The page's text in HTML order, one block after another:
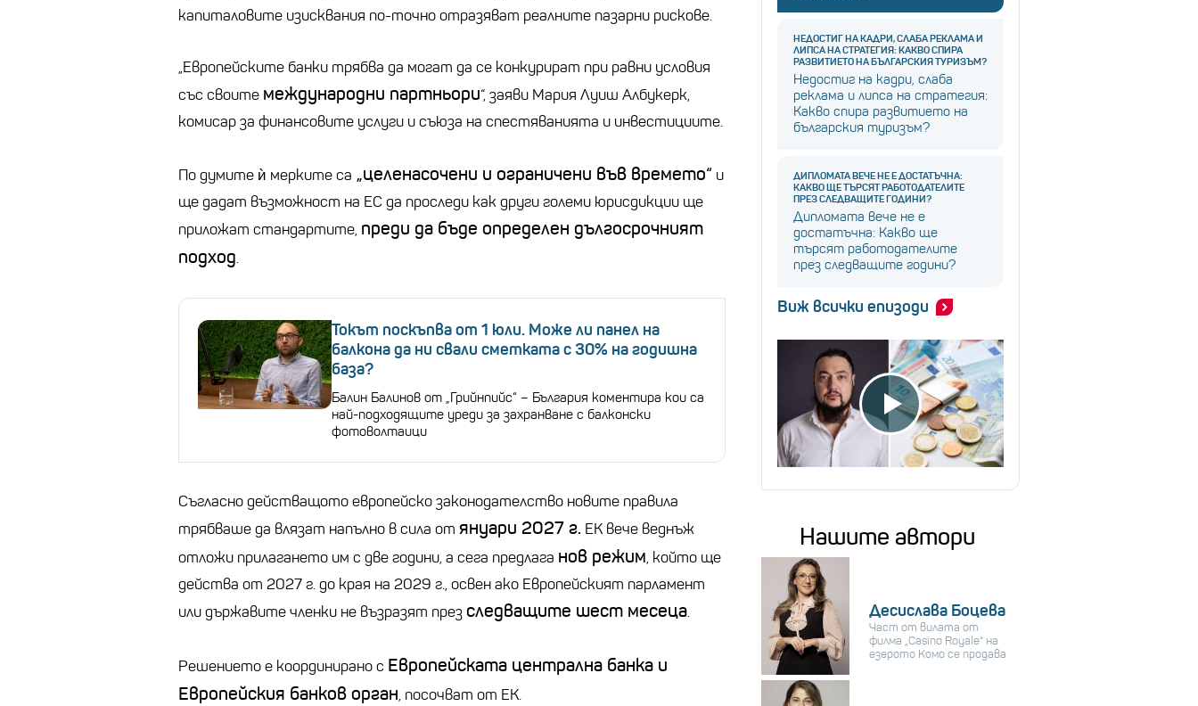
капиталовите изисквания по-точно отразяват реалните пазарни рискове.
„Европейските банки трябва да могат да се конкурират при равни условия
със своите международни партньори“, заяви Мария Луиш Албукерк,
комисар за финансовите услуги и съюза на спестяванията и инвестициите.
По думите ѝ мерките са „целенасочени и ограничени във времето“ и
ще дадат възможност на ЕС да проследи как други големи юрисдикции ще
приложат стандартите, преди да бъде определен дългосрочният
подход.
Токът поскъпва от 1 юли. Може ли панел на
балкона да ни свали сметката с 30% на годишна
база?
Балин Балинов от „Грийнпийс“ – България коментира кои са
най-подходящите уреди за захранване с балконски
фотоволтаици
Съгласно действащото европейско законодателство новите правила
трябваше да влязат напълно в сила от януари 2027 г. ЕК вече веднъж
отложи прилагането им с две години, а сега предлага нов режим, който ще
действа от 2027 г. до края на 2029 г., освен ако Европейският парламент
или държавите членки не възразят презследващите шест месеца.
Решението е координирано с Европейската централна банка и
Европейския банков орган, посочват от ЕК.
НЕДОСТИГ НА КАДРИ, СЛАБА РЕКЛАМА И
ЛИПСА НА СТРАТЕГИЯ: КАКВО СПИРА
РАЗВИТИЕТО НА БЪЛГАРСКИЯ ТУРИЗЪМ?
Недостиг на кадри, слаба
реклама и липса на стратегия:
Какво спира развитието на
българския туризъм?
ДИПЛОМАТА ВЕЧЕ НЕ Е ДОСТАТЪЧНА:
КАКВО ЩЕ ТЪРСЯТ РАБОТОДАТЕЛИТЕ
ПРЕЗ СЛЕДВАЩИТЕ ГОДИНИ?
Дипломата вече не е
достатъчна: Какво ще
търсят работодателите
през следващите години?
Виж всички епизоди
Нашите автори
Десислава Боцева
Част от вилата от
филма „Casino Royale“ на
езерото Комо се продава